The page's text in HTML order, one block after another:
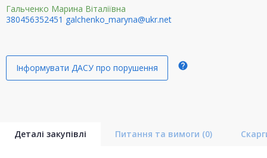
Гальченко Марина Віталіївна
380456352451 galchenko_maryna@ukr.net
Інформувати ДАСУ про порушення help
Деталі закупівлі Питання та вимоги (0)